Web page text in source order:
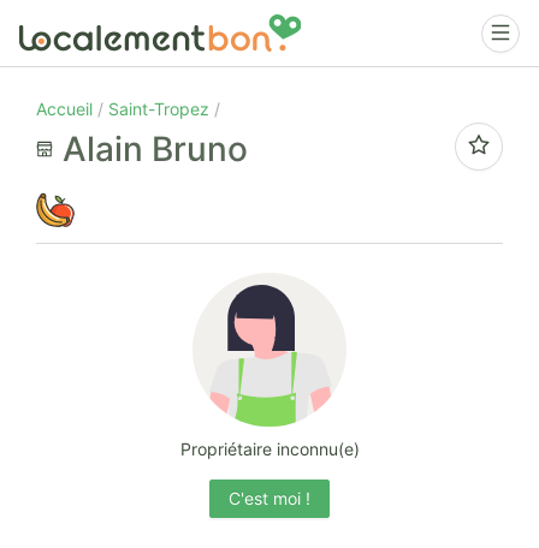
Accueil Saint-Tropez
Alain Bruno
Propriétaire inconnu(e)
C'est moi !